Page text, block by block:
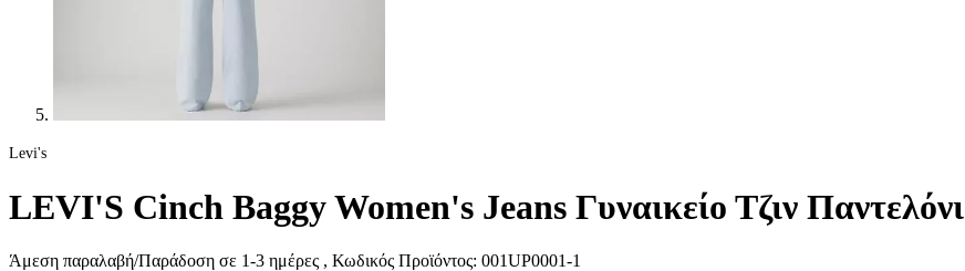
Levi's
LEVI'S Cinch Baggy Women's Jeans Γυναικείο Τζιν Παντελόνι
Άμεση παραλαβή/Παράδοση σε 1-3 ημέρες , Κωδικός Προϊόντος: 001UP0001-1